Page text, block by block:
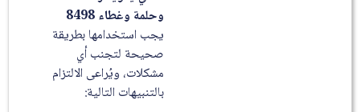
وحلمة وغطاء 8498
يجب استخدامها بطريقة
صحيحة لتجنب أي
مشكلات، ويُراعى الالتزام
بالتنبيهات التالية: